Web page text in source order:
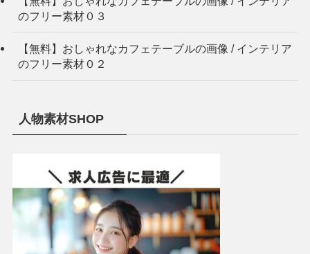
のフリー素材０３
【無料】おしゃれなカフェテーブルの画像 / インテリア
のフリー素材０２
人物素材SHOP